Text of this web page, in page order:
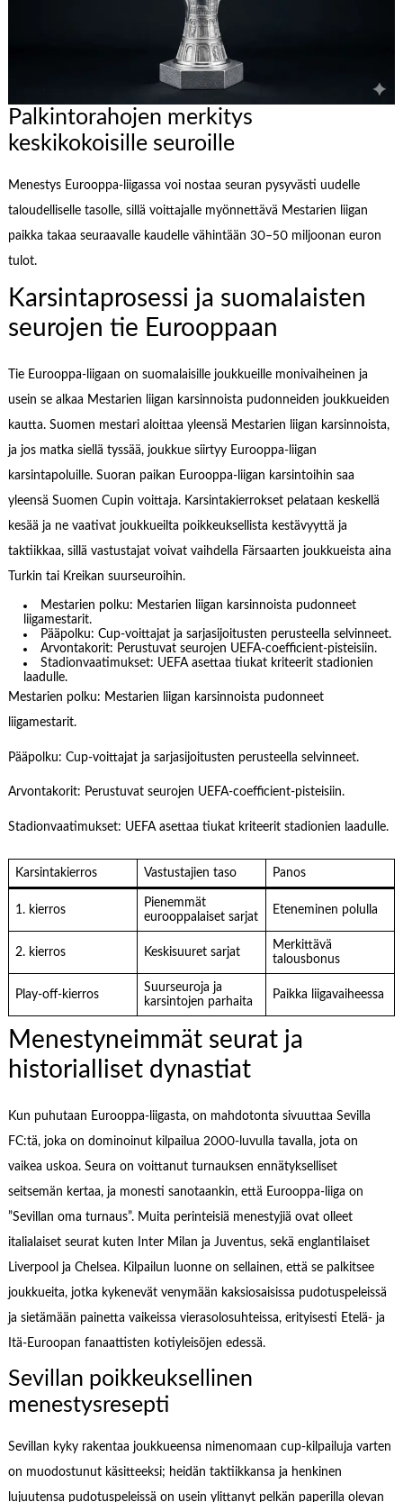
Palkintorahojen merkitys
keskikokoisille seuroille
Menestys Eurooppa-liigassa voi nostaa seuran pysyvästi uudelle
taloudelliselle tasolle, sillä voittajalle myönnettävä Mestarien liigan
paikka takaa seuraavalle kaudelle vähintään 30–50 miljoonan euron
tulot.
Karsintaprosessi ja suomalaisten
seurojen tie Eurooppaan
Tie Eurooppa-liigaan on suomalaisille joukkueille monivaiheinen ja
usein se alkaa Mestarien liigan karsinnoista pudonneiden joukkueiden
kautta. Suomen mestari aloittaa yleensä Mestarien liigan karsinnoista,
ja jos matka siellä tyssää, joukkue siirtyy Eurooppa-liigan
karsintapoluille. Suoran paikan Eurooppa-liigan karsintoihin saa
yleensä Suomen Cupin voittaja. Karsintakierrokset pelataan keskellä
kesää ja ne vaativat joukkueilta poikkeuksellista kestävyyttä ja
taktiikkaa, sillä vastustajat voivat vaihdella Färsaarten joukkueista aina
Turkin tai Kreikan suurseuroihin.
Mestarien polku: Mestarien liigan karsinnoista pudonneet
liigamestarit.
Pääpolku: Cup-voittajat ja sarjasijoitusten perusteella selvinneet.
Arvontakorit: Perustuvat seurojen UEFA-coefficient-pisteisiin.
Stadionvaatimukset: UEFA asettaa tiukat kriteerit stadionien
laadulle.
Mestarien polku: Mestarien liigan karsinnoista pudonneet
liigamestarit.
Pääpolku: Cup-voittajat ja sarjasijoitusten perusteella selvinneet.
Arvontakorit: Perustuvat seurojen UEFA-coefficient-pisteisiin.
Stadionvaatimukset: UEFA asettaa tiukat kriteerit stadionien laadulle.
Karsintakierros Vastustajien taso Panos
1. kierros
Pienemmät
eurooppalaiset sarjat
Eteneminen polulla
2. kierros Keskisuuret sarjat
Merkittävä
talousbonus
Play-off-kierros
Suurseuroja ja
karsintojen parhaita
Paikka liigavaiheessa
Menestyneimmät seurat ja
historialliset dynastiat
Kun puhutaan Eurooppa-liigasta, on mahdotonta sivuuttaa Sevilla
FC:tä, joka on dominoinut kilpailua 2000-luvulla tavalla, jota on
vaikea uskoa. Seura on voittanut turnauksen ennätykselliset
seitsemän kertaa, ja monesti sanotaankin, että Eurooppa-liiga on
”Sevillan oma turnaus”. Muita perinteisiä menestyjiä ovat olleet
italialaiset seurat kuten Inter Milan ja Juventus, sekä englantilaiset
Liverpool ja Chelsea. Kilpailun luonne on sellainen, että se palkitsee
joukkueita, jotka kykenevät venymään kaksiosaisissa pudotuspeleissä
ja sietämään painetta vaikeissa vierasolosuhteissa, erityisesti Etelä- ja
Itä-Euroopan fanaattisten kotiyleisöjen edessä.
Sevillan poikkeuksellinen
menestysresepti
Sevillan kyky rakentaa joukkueensa nimenomaan cup-kilpailuja varten
on muodostunut käsitteeksi; heidän taktiikkansa ja henkinen
lujuutensa pudotuspeleissä on usein ylittanyt pelkän paperilla olevan